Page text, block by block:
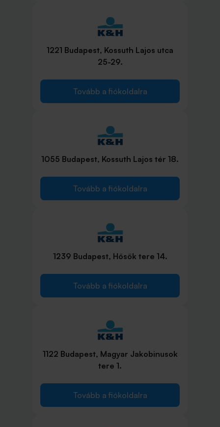
1221 Budapest, Kossuth Lajos utca
25-29.
Tovább a fiókoldalra
1055 Budapest, Kossuth Lajos tér 18.
Tovább a fiókoldalra
1239 Budapest, Hősök tere 14.
Tovább a fiókoldalra
1122 Budapest, Magyar Jakobinusok
tere 1.
Tovább a fiókoldalra